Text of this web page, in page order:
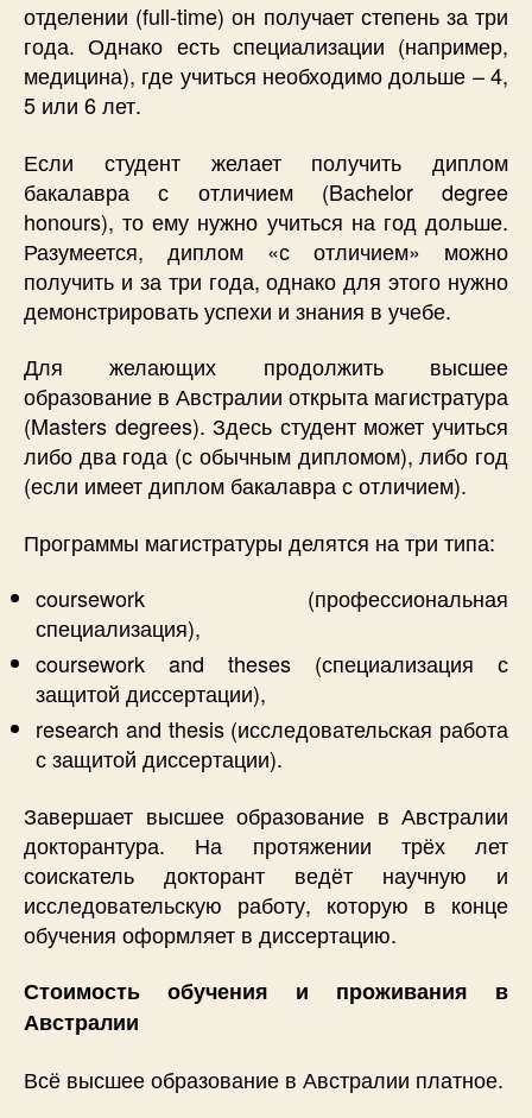
отделении (full-time) он получает степень за три
года. Однако есть специализации (например,
медицина), где учиться необходимо дольше – 4,
5 или 6 лет.
Если студент желает получить диплом
бакалавра с отличием (Bachelor degree
honours), то ему нужно учиться на год дольше.
Разумеется, диплом «с отличием» можно
получить и за три года, однако для этого нужно
демонстрировать успехи и знания в учебе.
Для желающих продолжить высшее
образование в Австралии открыта магистратура
(Masters degrees). Здесь студент может учиться
либо два года (с обычным дипломом), либо год
(если имеет диплом бакалавра с отличием).
Программы магистратуры делятся на три типа:
coursework (профессиональная
специализация),
coursework and theses (специализация с
защитой диссертации),
research and thesis (исследовательская работа
с защитой диссертации).
Завершает высшее образование в Австралии
докторантура. На протяжении трёх лет
соискатель докторант ведёт научную и
исследовательскую работу, которую в конце
обучения оформляет в диссертацию.
Стоимость обучения и проживания в
Австралии
Всё высшее образование в Австралии платное.